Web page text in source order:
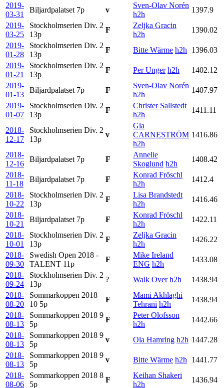
2019-
03-31
Biljardpalatset 7p v
Sven-Olav Norén
h2h
1397.9
2019-
03-25
Stockholmserien Div. 2
13p
F
Zeljka Gracin
h2h
1390.02
2019-
01-28
Stockholmserien Div. 2
13p
F Bitte Wärme h2h
1396.03
2019-
01-21
Stockholmserien Div. 2
13p
F Per Unger h2h
1402.12
2019-
01-13
Biljardpalatset 7p F
Sven-Olav Norén
h2h
1407.97
2019-
01-07
Stockholmserien Div. 2
13p
F
Christer Sallstedt
h2h
1411.11
2018-
12-17
Stockholmserien Div. 2
13p
v
Gia
CARNESTRÖM
h2h
1416.86
2018-
12-16
Biljardpalatset 7p F
Annelie
Skoglund h2h
1408.42
2018-
11-18
Biljardpalatset 7p F
Konrad Fröschl
h2h
1412.4
2018-
10-22
Stockholmserien Div. 2
13p
F
Lisa Brandstedt
h2h
1416.46
2018-
10-21
Biljardpalatset 7p F
Konrad Fröschl
h2h
1422.11
2018-
10-01
Stockholmserien Div. 2
13p
F
Zeljka Gracin
h2h
1426.22
2018-
09-30
Swedish Open 2018 -
TALENT 11p
F
Mike Ireland
ENG h2h
1433.08
2018-
09-24
Stockholmserien Div. 2
13p
? Walk Over h2h
1438.94
2018-
08-20
Sommarkoppen 2018
10 5p
F
Mami Akhlaghi
Tehrani h2h
1438.94
2018-
08-13
Sommarkoppen 2018 9
5p
F
Peter Olofsson
h2h
1442.66
2018-
08-13
Sommarkoppen 2018 9
5p
v Ola Hamring h2h 1447.28
2018-
08-13
Sommarkoppen 2018 9
5p
v Bitte Wärme h2h
1441.77
2018-
08-06
Sommarkoppen 2018 8
5p
F
Keihan Shakeri
h2h
1436.94